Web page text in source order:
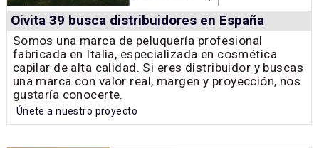
Oivita 39 busca distribuidores en España
Somos una marca de peluquería profesional
fabricada en Italia, especializada en cosmética
capilar de alta calidad. Si eres distribuidor y buscas
una marca con valor real, margen y proyección, nos
gustaría conocerte.
Únete a nuestro proyecto